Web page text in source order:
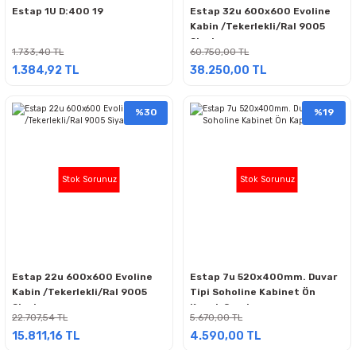
Estap 1U D:400 19
1.733,40 TL
1.384,92 TL
Estap 32u 600x600 Evoline
Kabin /Tekerlekli/Ral 9005
Siyah
60.750,00 TL
38.250,00 TL
Stok Sorunuz
%30
Estap 22u 600x600 Evoline
Kabin /Tekerlekli/Ral 9005
Siyah
22.707,54 TL
15.811,16 TL
Stok Sorunuz
%19
Estap 7u 520x400mm. Duvar
Tipi Soholine Kabinet Ön
Kapak Camlı
5.670,00 TL
4.590,00 TL